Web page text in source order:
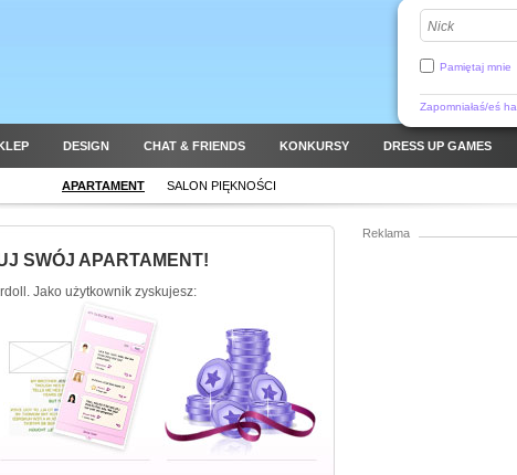
Nick
Pamiętaj mnie
Zapomniałaś/eś
DESIGN CHAT & FRIENDS KONKURSY DRESS UP GAMES
APARTAMENT SALON PIĘKNOŚCI
SWÓJ APARTAMENT!
Jako użytkownik zyskujesz:
Reklama